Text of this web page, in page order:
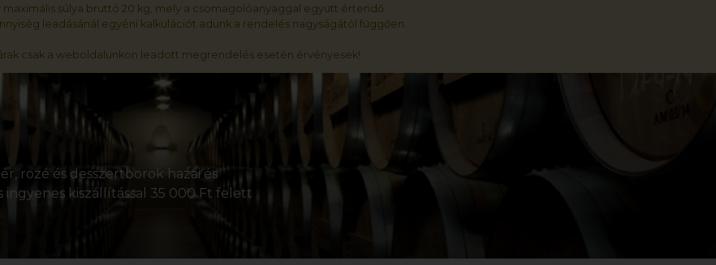
maximális súlya bruttó 20 kg, mely a csomagolóanyaggal együtt értendő.
leadásánál egyéni kalkulációt adunk a rendelés nagyságától függően.
csak a weboldalunkon leadott megrendelés esetén érvényesek!
rozé és desszertborok hazai és
kiszállítással 35 000 Ft felett